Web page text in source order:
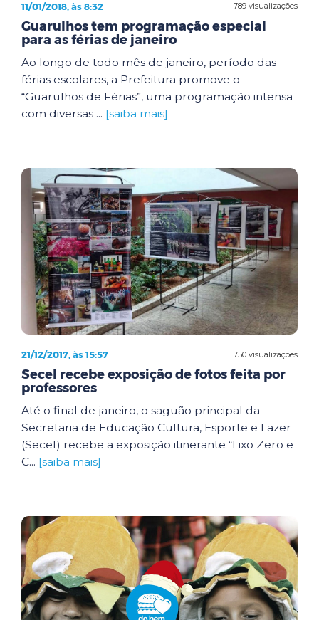
789 visualizações
11/01/2018, às 8:32
Guarulhos tem programação especial
para as férias de janeiro
Ao longo de todo mês de janeiro, período das
férias escolares, a Prefeitura promove o
“Guarulhos de Férias”, uma programação intensa
com diversas ... [saiba mais]
750 visualizações
21/12/2017, às 15:57
Secel recebe exposição de fotos feita por
professores
Até o final de janeiro, o saguão principal da
Secretaria de Educação Cultura, Esporte e Lazer
(Secel) recebe a exposição itinerante “Lixo Zero e
C... [saiba mais]